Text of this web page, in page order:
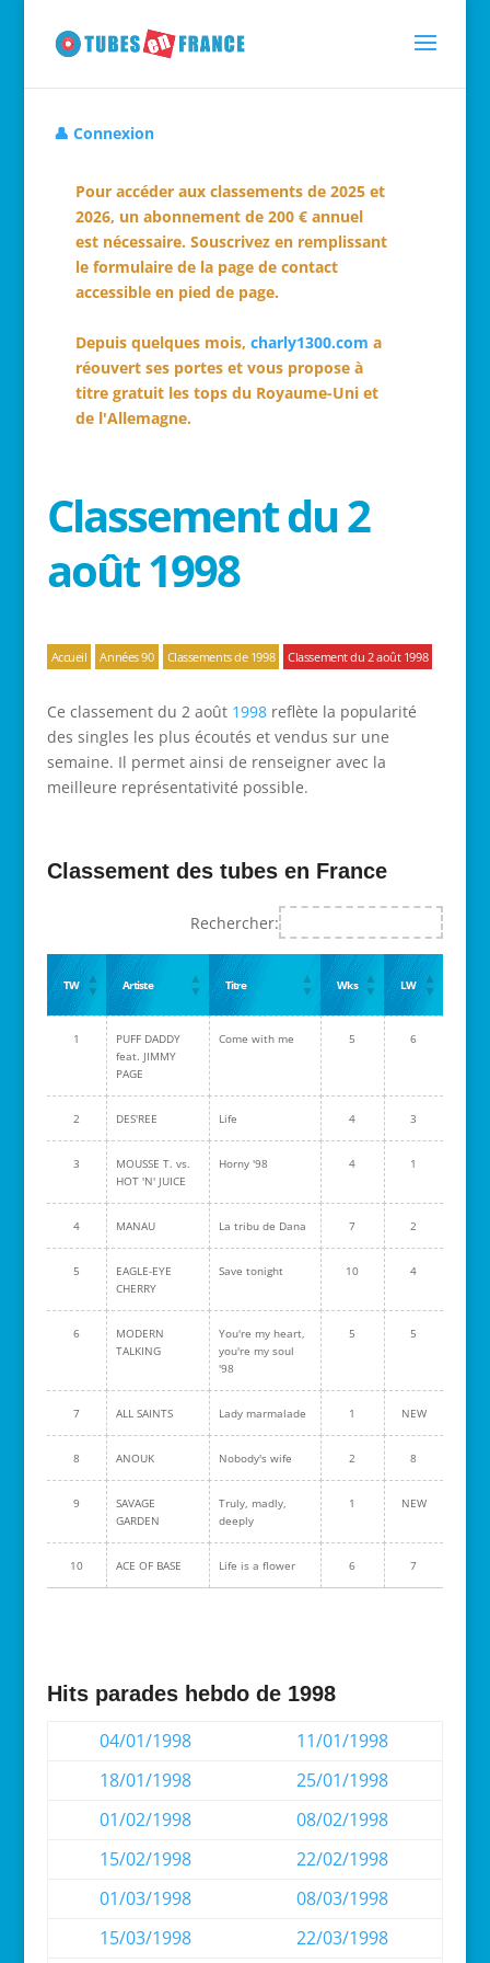
👤 Connexion
Pour accéder aux classements de 2025 et
2026, un abonnement de 200 € annuel
est nécessaire. Souscrivez en remplissant
le formulaire de la page de contact
accessible en pied de page.
Depuis quelques mois, charly1300.com a
réouvert ses portes et vous propose à
titre gratuit les tops du Royaume-Uni et
de l'Allemagne.
Classement du 2
août 1998
Accueil Années 90 Classements de 1998 Classement du 2 août 1998
Ce classement du 2 août 1998reflète la popularité
des singles les plus écoutés et vendus sur une
semaine. Il permet ainsi de renseigner avec la
meilleure représentativité possible.
Classement des tubes en France
Rechercher:
TW Artiste Titre Wks LW
1
PUFF DADDY
feat. JIMMY
PAGE
Come with me 5 6
2 DES'REE Life 4 3
3
MOUSSE T. vs.
HOT 'N' JUICE
Horny '98 4 1
4 MANAU La tribu de Dana 7 2
5
EAGLE-EYE
CHERRY
Save tonight 10 4
6
MODERN
TALKING
You're my heart,
you're my soul
'98
5 5
7 ALL SAINTS Lady marmalade 1 NEW
8 ANOUK Nobody's wife 2 8
9
SAVAGE
GARDEN
Truly, madly,
deeply
1 NEW
10 ACE OF BASE Life is a flower 6 7
Hits parades hebdo de 1998
04/01/1998
11/01/1998
18/01/1998
25/01/1998
01/02/1998
08/02/1998
15/02/1998
22/02/1998
01/03/1998
08/03/1998
15/03/1998
22/03/1998